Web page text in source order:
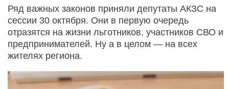
Ряд важных законов приняли депутаты АКЗС на
сессии 30 октября. Они в первую очередь
отразятся на жизни льготников, участников СВО и
предпринимателей. Ну а в целом — на всех
жителях региона.